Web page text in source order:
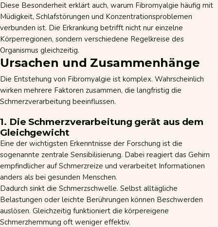
Diese Besonderheit erklärt auch, warum Fibromyalgie häufig mit
Müdigkeit, Schlafstörungen und Konzentrationsproblemen
verbunden ist. Die Erkrankung betrifft nicht nur einzelne
Körperregionen, sondern verschiedene Regelkreise des
Organismus gleichzeitig.
Ursachen und Zusammenhänge
Die Entstehung von Fibromyalgie ist komplex. Wahrscheinlich
wirken mehrere Faktoren zusammen, die langfristig die
Schmerzverarbeitung beeinflussen.
1. Die Schmerzverarbeitung gerät aus dem
Gleichgewicht
Eine der wichtigsten Erkenntnisse der Forschung ist die
sogenannte zentrale Sensibilisierung. Dabei reagiert das Gehirn
empfindlicher auf Schmerzreize und verarbeitet Informationen
anders als bei gesunden Menschen.
Dadurch sinkt die Schmerzschwelle. Selbst alltägliche
Belastungen oder leichte Berührungen können Beschwerden
auslösen. Gleichzeitig funktioniert die körpereigene
Schmerzhemmung oft weniger effektiv.